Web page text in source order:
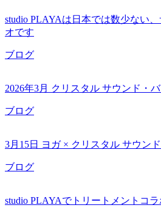
studio PLAYAは日本では数少ない
オです
ブログ
2026年3月 クリスタル サウンド・
ブログ
3月15日 ヨガ × クリスタル サウン
ブログ
studio PLAYAでトリートメントコ